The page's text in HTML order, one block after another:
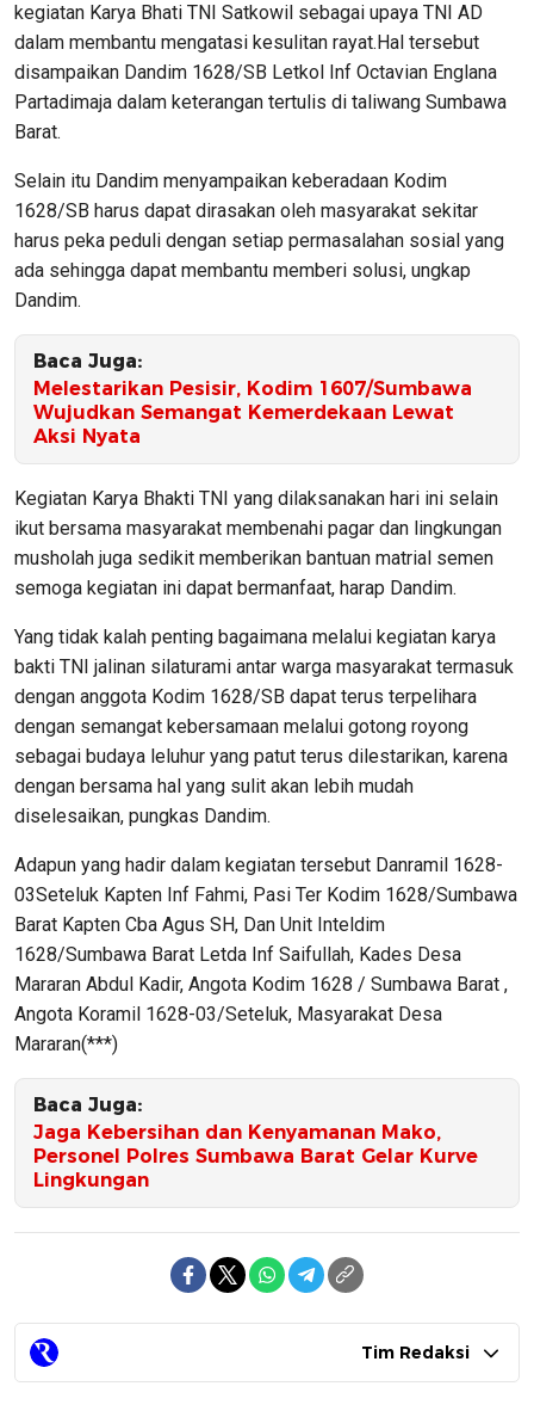
kegiatan Karya Bhati TNI Satkowil sebagai upaya TNI AD
dalam membantu mengatasi kesulitan rayat.Hal tersebut
disampaikan Dandim 1628/SB Letkol Inf Octavian Englana
Partadimaja dalam keterangan tertulis di taliwang Sumbawa
Barat.
Selain itu Dandim menyampaikan keberadaan Kodim
1628/SB harus dapat dirasakan oleh masyarakat sekitar
harus peka peduli dengan setiap permasalahan sosial yang
ada sehingga dapat membantu memberi solusi, ungkap
Dandim.
Baca Juga:
‎Melestarikan Pesisir, Kodim 1607/Sumbawa
Wujudkan Semangat Kemerdekaan Lewat
Aksi Nyata
Kegiatan Karya Bhakti TNI yang dilaksanakan hari ini selain
ikut bersama masyarakat membenahi pagar dan lingkungan
musholah juga sedikit memberikan bantuan matrial semen
semoga kegiatan ini dapat bermanfaat, harap Dandim.
Yang tidak kalah penting bagaimana melalui kegiatan karya
bakti TNI jalinan silaturami antar warga masyarakat termasuk
dengan anggota Kodim 1628/SB dapat terus terpelihara
dengan semangat kebersamaan melalui gotong royong
sebagai budaya leluhur yang patut terus dilestarikan, karena
dengan bersama hal yang sulit akan lebih mudah
diselesaikan, pungkas Dandim.
Adapun yang hadir dalam kegiatan tersebut Danramil 1628-
03Seteluk Kapten Inf Fahmi, Pasi Ter Kodim 1628/Sumbawa
Barat Kapten Cba Agus SH, Dan Unit Inteldim
1628/Sumbawa Barat Letda Inf Saifullah, Kades Desa
Mararan Abdul Kadir, Angota Kodim 1628 / Sumbawa Barat ,
Angota Koramil 1628-03/Seteluk, Masyarakat Desa
Mararan(***)
Baca Juga:
Jaga Kebersihan dan Kenyamanan Mako,
Personel Polres Sumbawa Barat Gelar Kurve
Lingkungan
Tim Redaksi